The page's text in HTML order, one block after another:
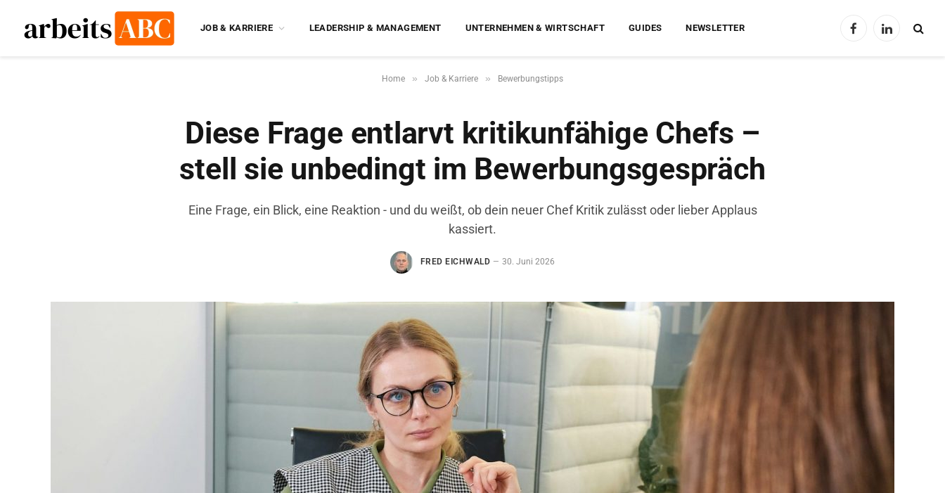
JOB & KARRIERE LEADERSHIP & MANAGEMENT UNTERNEHMEN & WIRTSCHAFT GUIDES NEWSLETTER
FacebookLinkedIn
Home » Job & Karriere » Bewerbungstipps
Diese Frage entlarvt kritikunfähige Chefs –
stell sie unbedingt im Bewerbungsgespräch
Eine Frage, ein Blick, eine Reaktion - und du weißt, ob dein neuer Chef Kritik zulässt oder lieber Applaus
kassiert.
FRED EICHWALD 30. Juni 2026